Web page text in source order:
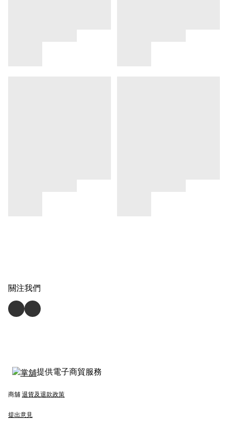
關注我們
提供電子商貿服務
商舖 退貨及退款政策
提出意見